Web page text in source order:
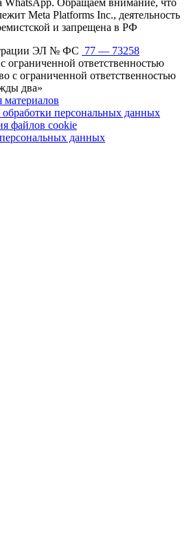
WhatsApp. Обращаем внимание, что
Meta Platforms Inc., деятельность
и запрещена в РФ
ЭЛ № ФС 77 — 73258
ограниченной ответственностью
с ограниченной ответственностью
два»
материалов
персональных данных
файлов cookie
данных